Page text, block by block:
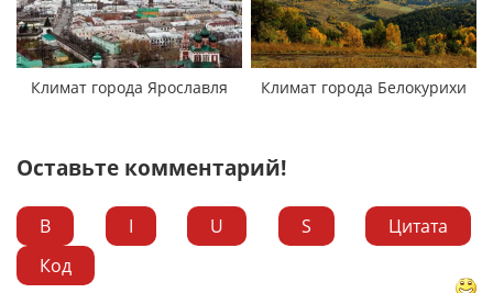
Климат города Ярославля Климат города Белокурихи
Оставьте комментарий!
B I U S
Цитата
Код